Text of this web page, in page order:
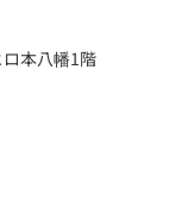
本八幡1階